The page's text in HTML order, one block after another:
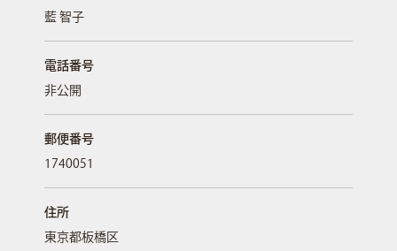
藍 智子
電話番号
非公開
郵便番号
1740051
住所
東京都板橋区